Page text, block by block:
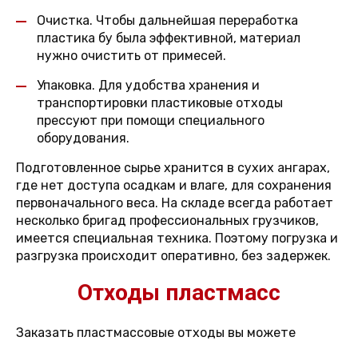
Очистка. Чтобы дальнейшая переработка
пластика бу была эффективной, материал
нужно очистить от примесей.
Упаковка. Для удобства хранения и
транспортировки пластиковые отходы
прессуют при помощи специального
оборудования.
Подготовленное сырье хранится в сухих ангарах,
где нет доступа осадкам и влаге, для сохранения
первоначального веса. На складе всегда работает
несколько бригад профессиональных грузчиков,
имеется специальная техника. Поэтому погрузка и
разгрузка происходит оперативно, без задержек.
Отходы пластмасс
Заказать пластмассовые отходы вы можете